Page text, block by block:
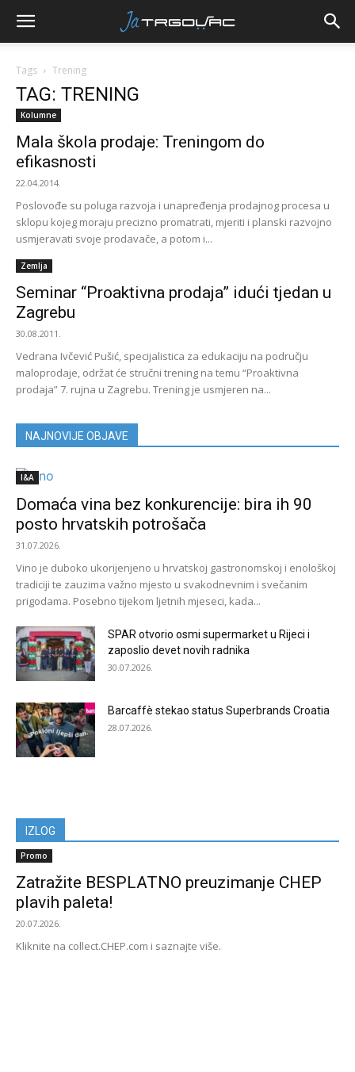
Tags Trening
TAG: TRENING
Kolumne
Mala škola prodaje: Treningom do
efikasnosti
22.04.2014.
Poslovođe su poluga razvoja i unapređenja prodajnog procesa u
sklopu kojeg moraju precizno promatrati, mjeriti i planski razvojno
usmjeravati svoje prodavače, a potom i...
Zemlja
Seminar “Proaktivna prodaja” idući tjedan u
Zagrebu
30.08.2011.
Vedrana Ivčević Pušić, specijalistica za edukaciju na području
maloprodaje, održat će stručni trening na temu “Proaktivna
prodaja” 7. rujna u Zagrebu. Trening je usmjeren na...
NAJNOVIJE OBJAVE
I&A
Domaća vina bez konkurencije: bira ih 90
posto hrvatskih potrošača
31.07.2026.
Vino je duboko ukorijenjeno u hrvatskoj gastronomskoj i enološkoj
tradiciji te zauzima važno mjesto u svakodnevnim i svečanim
prigodama. Posebno tijekom ljetnih mjeseci, kada...
SPAR otvorio osmi supermarket u Rijeci i
zaposlio devet novih radnika
30.07.2026.
Barcaffè stekao status Superbrands Croatia
28.07.2026.
IZLOG
Promo
Zatražite BESPLATNO preuzimanje CHEP
plavih paleta!
20.07.2026.
Kliknite na collect.CHEP.com i saznajte više.